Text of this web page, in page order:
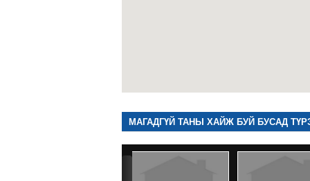
МАГАДГҮЙ ТАНЫ ХАЙЖ БУЙ БУСАД